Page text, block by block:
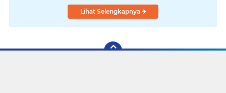
Lihat Selengkapnya